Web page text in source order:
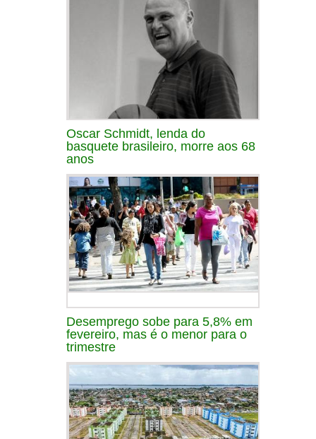
Oscar Schmidt, lenda do
basquete brasileiro, morre aos 68
anos
Desemprego sobe para 5,8% em
fevereiro, mas é o menor para o
trimestre